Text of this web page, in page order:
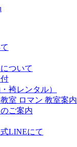
ついて
袴レンタル）
室 ロマン 教室案内
ご案内
LINEにて